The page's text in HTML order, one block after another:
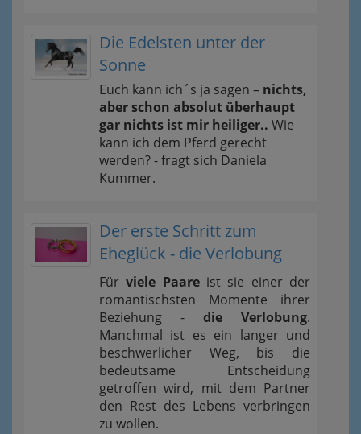
Die Edelsten unter der
Sonne
Euch kann ich´s ja sagen – nichts,
aber schon absolut überhaupt
gar nichts ist mir heiliger.. Wie
kann ich dem Pferd gerecht
werden? - fragt sich Daniela
Kummer.
Der erste Schritt zum
Eheglück - die Verlobung
Fürviele Paareist sie einer der
romantischsten Momente ihrer
Beziehung - die Verlobung.
Manchmal ist es ein langer und
beschwerlicher Weg, bis die
bedeutsame Entscheidung
getroffen wird, mit dem Partner
den Rest des Lebens verbringen
zu wollen.